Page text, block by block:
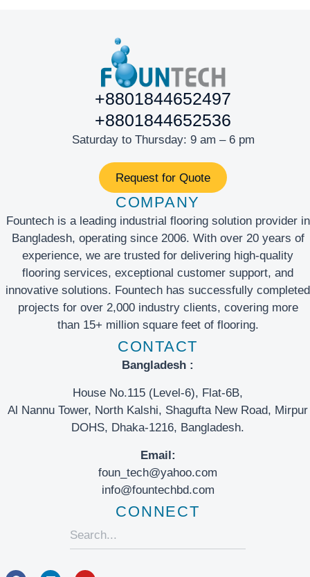
+8801844652497
+8801844652536
Saturday to Thursday: 9 am – 6 pm
Request for Quote
COMPANY
Fountech is a leading industrial flooring solution provider in
Bangladesh, operating since 2006. With over 20 years of
experience, we are trusted for delivering high-quality
flooring services, exceptional customer support, and
innovative solutions. Fountech has successfully completed
projects for over 2,000 industry clients, covering more
than 15+ million square feet of flooring.
CONTACT
Bangladesh :
House No.115 (Level-6), Flat-6B,
Al Nannu Tower, North Kalshi, Shagufta New Road, Mirpur
DOHS, Dhaka-1216, Bangladesh.
Email:
foun_tech@yahoo.com
info@fountechbd.com
CONNECT